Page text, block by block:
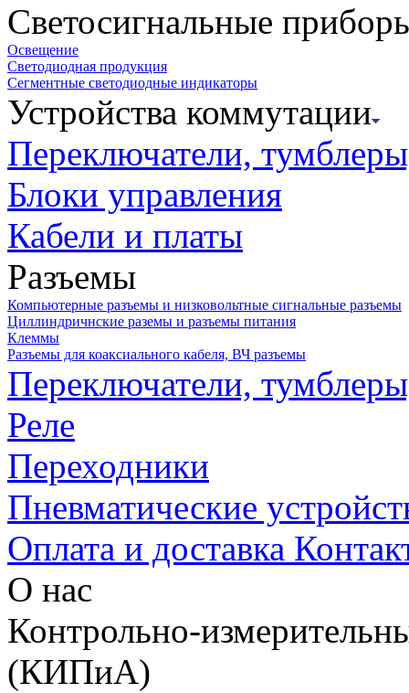
Светосигнальные
Освещение
Светодиодная продукция
Сегментные светодиодные индикаторы
Устройства коммутации
Переключатели,
Блоки управления
Кабели и платы
Разъемы
Компьютерные разъемы и низковольтные сигнальные разъемы
Циллиндричнские раземы и разъемы питания
Клеммы
Разъемы для коаксиального кабеля, ВЧ разъемы
Переключатели,
Реле
Переходники
Пневматические
Оплата и доставка
О нас
Контрольно-
(КИПиА)